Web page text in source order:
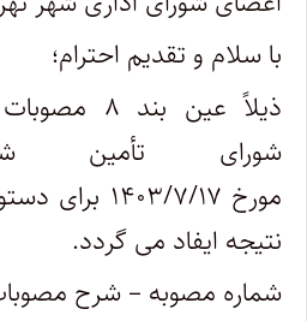
با سلام و تقدیم احترام؛
ذیلاً عین
شورای تأمین
مورخ ۱۴۰۳/۷/
نتیجه ایفاد می گردد.
شماره مصوبه – شرح